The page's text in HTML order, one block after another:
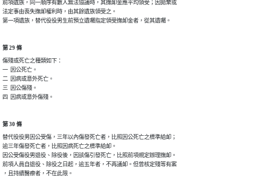
前項遺族，同一順序有數人無法協議時，其撫卹金應平均領受；因拋棄或
法定事由喪失撫卹權利時，由其餘遺族領受之。
第一項遺族，替代役役男生前預立遺囑指定領受撫卹金者，從其遺囑。
第 29 條
傷殘或死亡之種類如下：
一  因公死亡。
二  因病或意外死亡。
三  因公傷殘。
四  因病或意外傷殘。
第 30 條
替代役役男因公受傷，三年以內傷發死亡者，比照因公死亡之標準給卹；
逾三年傷發死亡者，比照因病死亡之標準給卹。
因公受傷役男退役、除役後，因該傷引發死亡，比照前項規定辦理撫卹。
前項人員自退役、除役之日起，逾五年者，不再議卹。但曾核定殘等有案
，且持續醫療者，不在此限。